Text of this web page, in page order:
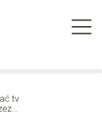
tv